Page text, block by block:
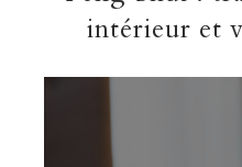
intérieur et